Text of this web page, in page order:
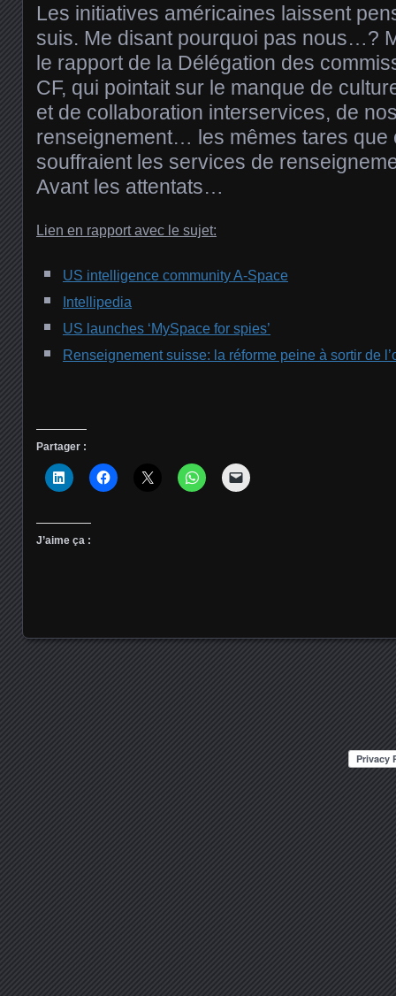
Les initiatives américaines laissent
suis. Me disant pourquoi pas nous…?
le rapport de la Délégation des
CF, qui pointait sur le manque de
et de collaboration interservices, de
renseignement… les mêmes tares que
souffraient les services de
Avant les attentats…
Lien en rapport avec le sujet:
US intelligence community A-Space
Intellipedia
US launches ‘MySpace for spies’
Renseignement suisse: la réforme peine à sortir de
Partager :
J’aime ça :